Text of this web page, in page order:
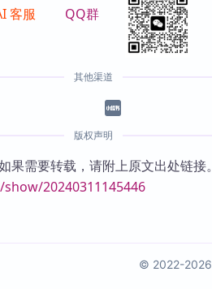
客服 QQ群
其他渠道
版权声明
果需要转载，请附上原文出处链接。
20240311145446
© 2022-2026